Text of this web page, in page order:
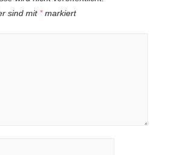
sind mit *markiert